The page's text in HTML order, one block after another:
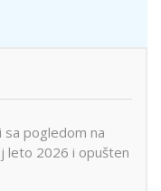
sa pogledom na
leto 2026 i opušten